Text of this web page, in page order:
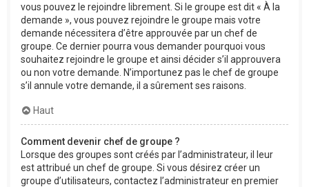
vous pouvez le rejoindre librement. Si le groupe est dit « À la
demande », vous pouvez rejoindre le groupe mais votre
demande nécessitera d’être approuvée par un chef de
groupe. Ce dernier pourra vous demander pourquoi vous
souhaitez rejoindre le groupe et ainsi décider s’il approuvera
ou non votre demande. N’importunez pas le chef de groupe
s’il annule votre demande, il a sûrement ses raisons.
Haut
Comment devenir chef de groupe ?
Lorsque des groupes sont créés par l’administrateur, il leur
est attribué un chef de groupe. Si vous désirez créer un
groupe d’utilisateurs, contactez l’administrateur en premier